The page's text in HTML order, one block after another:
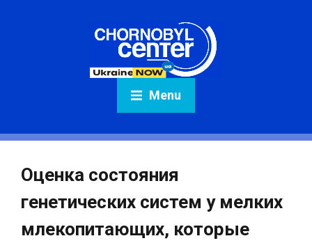
Menu
Оценка состояния
генетических систем у мелких
млекопитающих, которые